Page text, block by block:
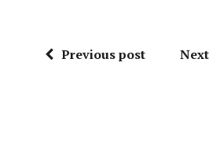
Previous post